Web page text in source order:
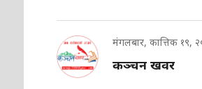
मंगलबार, कात्तिक १९,
कञ्चन खवर